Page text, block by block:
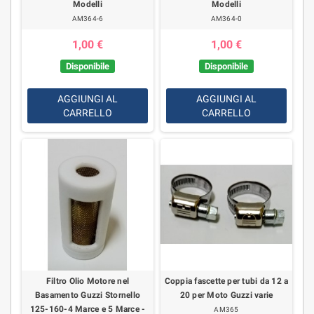
Modelli
AM364-6
1,00 €
Disponibile
AGGIUNGI AL
CARRELLO
Modelli
AM364-0
1,00 €
Disponibile
AGGIUNGI AL
CARRELLO
Filtro Olio Motore nel
Basamento Guzzi Stornello
125-160-4 Marce e 5 Marce -
Coppia fascette per tubi da 12 a
20 per Moto Guzzi varie
AM365